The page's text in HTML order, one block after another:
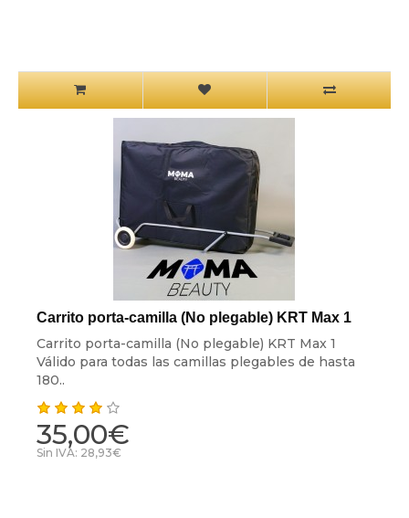
Carrito porta-camilla (No plegable) KRT Max 1
Carrito porta-camilla (No plegable) KRT Max 1
Válido para todas las camillas plegables de hasta
180..
35,00€
Sin IVA: 28,93€